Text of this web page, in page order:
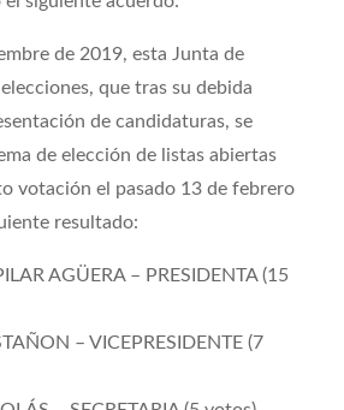
de 2019, esta Junta de
que tras su debida
de candidaturas, se
de elección de listas abiertas
votación el pasado 13 de febrero
resultado:
AGÜERA – PRESIDENTA (15
– VICEPRESIDENTE (7